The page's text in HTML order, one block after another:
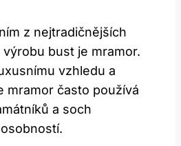
z nejtradičnějších
bust je mramor.
vzhledu a
mramor často používá
a soch